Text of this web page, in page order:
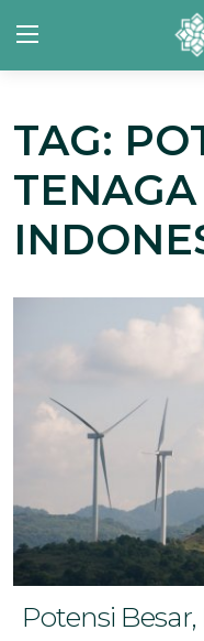
Contact
Tentang Kami
Risalah
Sorotan Berita
Bahasa
TAG:
Potensi